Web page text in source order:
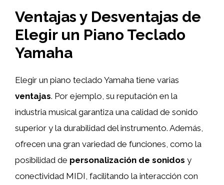
Ventajas y Desventajas de
Elegir un Piano Teclado
Yamaha
Elegir un piano teclado Yamaha tiene varias
ventajas. Por ejemplo, su reputación en la
industria musical garantiza una calidad de sonido
superior y la durabilidad del instrumento. Además,
ofrecen una gran variedad de funciones, como la
posibilidad de personalización de sonidos y
conectividad MIDI, facilitando la interacción con